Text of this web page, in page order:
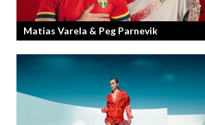
Matias Varela & Peg Parnevik
Här i Sverige så finns det en bred mix av olika
nationaliteter från hela världen och många
svenskar har en annan grundnationalitet...